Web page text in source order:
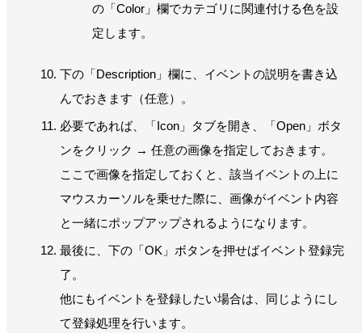
の「Color」欄でカテゴリに関連付ける色を設
定します。
下の「Description」欄に、イベントの説明を書き込
んでおきます（任意）。
必要であれば、「Icon」タブを開き、「Open」ボタ
ンをクリック → 任意の画像を指定しておきます。
ここで画像を指定しておくと、該当イベントの上に
マウスカーソルを乗せた際に、画像がイベント内容
と一緒にポップアップされるようになります。
最後に、下の「OK」ボタンを押せばイベント登録完
了。
他にもイベントを登録したい場合は、同じようにし
て登録処理を行います。